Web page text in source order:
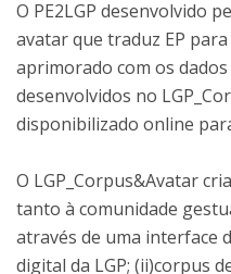
O PE2LGP desenvolvido
avatar que traduz EP
aprimorado com os
desenvolvidos no
disponibilizado online
O LGP_Corpus&Avatar
tanto à comunidade
através de uma interface
digital da LGP; (ii)corpus